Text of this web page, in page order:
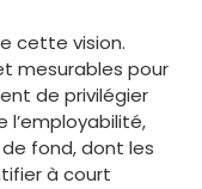
cette vision.
mesurables pour
de privilégier
l’employabilité,
fond, dont les
à court